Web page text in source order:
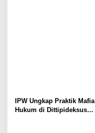
IPW Ungkap Praktik Mafia
Hukum di Dittipideksus